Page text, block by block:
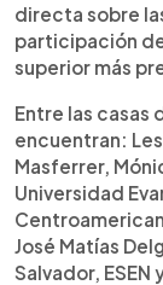
directa sobre
participación
superior más
Entre las casas
encuentran:
Masferrer,
Universidad
José Matías
Salvador, ESEN